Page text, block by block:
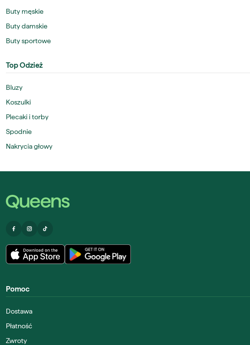
Buty męskie
Buty damskie
Buty sportowe
Top Odzież
Bluzy
Koszulki
Plecaki i torby
Spodnie
Nakrycia głowy
Pomoc
Dostawa
Płatność
Zwroty